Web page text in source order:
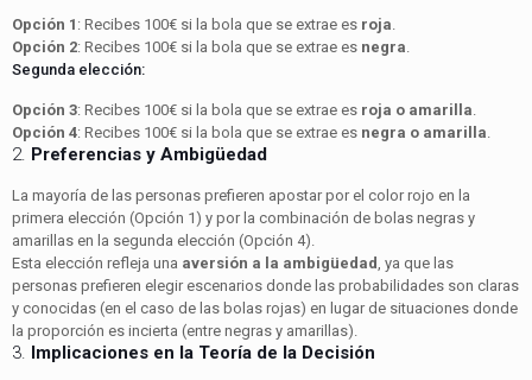
Opción 1 : Recibes 100€ si la bola que se extrae es roja.
Opción 2: Recibes 100€ si la bola que se extrae es negra.
Segunda elección:
Opción 3: Recibes 100€ si la bola que se extrae es roja o amarilla.
Opción 4: Recibes 100€ si la bola que se extrae es negra o amarilla.
2. Preferencias y Ambigüedad
La mayoría de las personas prefieren apostar por el color rojo en la
primera elección (Opción 1) y por la combinación de bolas negras y
amarillas en la segunda elección (Opción 4).
Esta elección refleja una aversión a la ambigüedad, ya que las
personas prefieren elegir escenarios donde las probabilidades son claras
y conocidas (en el caso de las bolas rojas) en lugar de situaciones donde
la proporción es incierta (entre negras y amarillas).
3. Implicaciones en la Teoría de la Decisión